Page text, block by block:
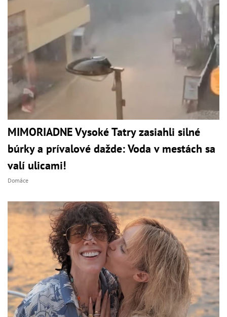
MIMORIADNE Vysoké Tatry zasiahli silné
búrky a prívalové dažde: Voda v mestách sa
valí ulicami!
Domáce